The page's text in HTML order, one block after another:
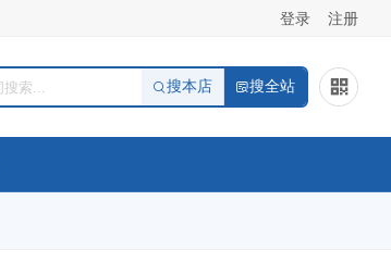
登录 注册
搜本店 搜全站